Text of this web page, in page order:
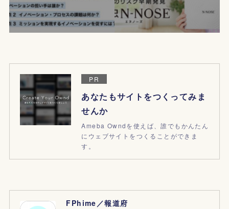
PR
あなたもサイトをつくってみま
せんか
Ameba Owndを使えば、誰でもかんたん
にウェブサイトをつくることができま
す。
FPhime／報道府